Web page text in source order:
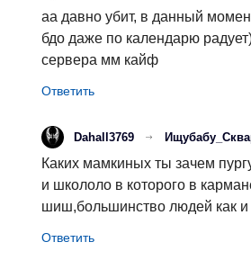
аа давно убит, в данный
бдо даже по календарю
сервера мм кайф
Dahall3769
Каких мамкиных ты зачем
и школоло в которого в
шиш,большинство людей как и